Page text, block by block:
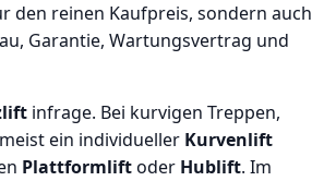
den reinen Kaufpreis, sondern auch
Garantie, Wartungsvertrag und
infrage. Bei kurvigen Treppen,
ein individueller Kurvenlift
Plattformliftoder Hublift. Im